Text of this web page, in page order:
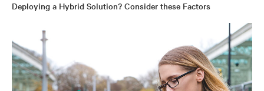
Deploying a Hybrid Solution? Consider these Factors